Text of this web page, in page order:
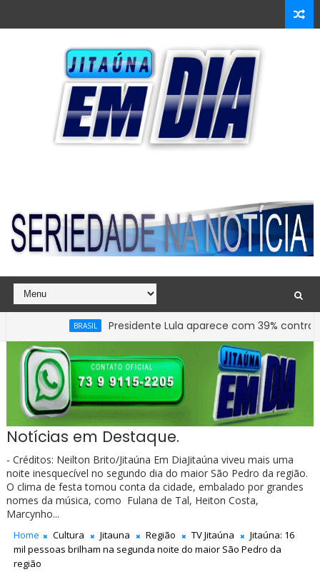
Presidente Lula aparece com 39% contra 30% de
EDUCAÇÃO Prefeitura de Jitaúna entrega novo Grupo
Notícias em Destaque.
- Créditos: Neilton Brito/Jitaúna Em DiaJitaúna viveu mais uma
noite inesquecível no segundo dia do maior São Pedro da região.
O clima de festa tomou conta da cidade, embalado por grandes
nomes da música, como Fulana de Tal, Heiton Costa,
Marcynho...
Home Cultura Jitauna Região TV Jitaúna
Jitaúna: 16
mil pessoas brilham na segunda noite do maior São Pedro da
região